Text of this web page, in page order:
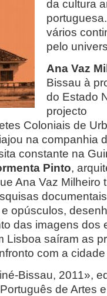
da cultura
vários
pelo
Ana Vaz
Bissau à
do Estado
projecto
Coloniais de
na companhia
constante na
Pinto,
Ana Vaz Milheiro
opúsculos,
das imagens dos
saíram as
com a cidade
Bissau, 2011»,
de Artes